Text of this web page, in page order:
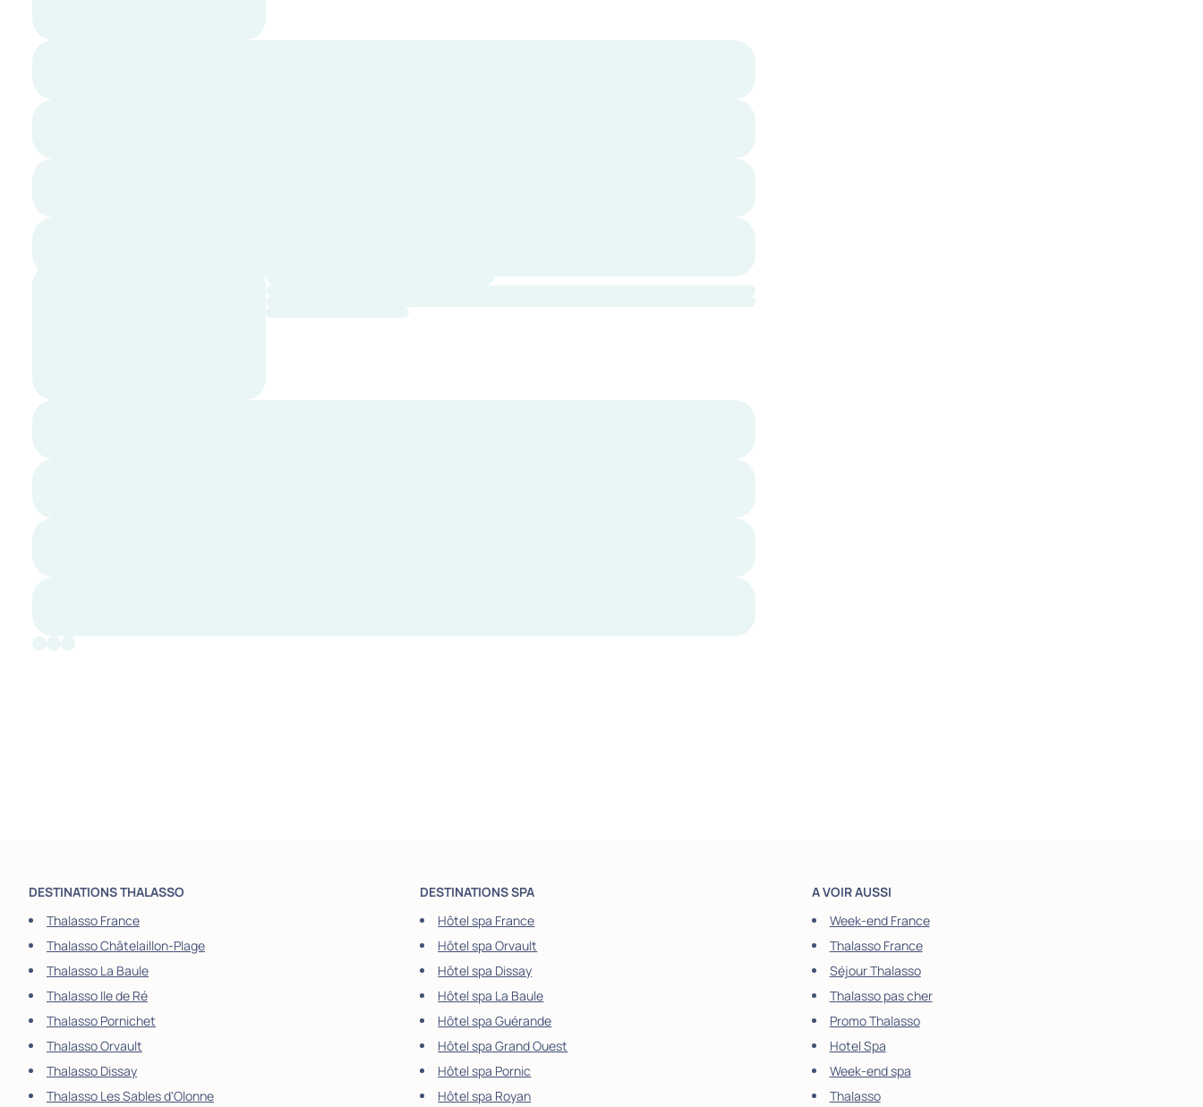
DESTINATIONS THALASSO
Thalasso France
Thalasso Châtelaillon-Plage
Thalasso La Baule
Thalasso Ile de Ré
Thalasso Pornichet
Thalasso Orvault
Thalasso Dissay
Thalasso Les Sables d'Olonne
DESTINATIONS SPA
Hôtel spa France
Hôtel spa Orvault
Hôtel spa Dissay
Hôtel spa La Baule
Hôtel spa Guérande
Hôtel spa Grand Ouest
Hôtel spa Pornic
Hôtel spa Royan
A VOIR AUSSI
Week-end France
Thalasso France
Séjour Thalasso
Thalasso pas cher
Promo Thalasso
Hotel Spa
Week-end spa
Thalasso